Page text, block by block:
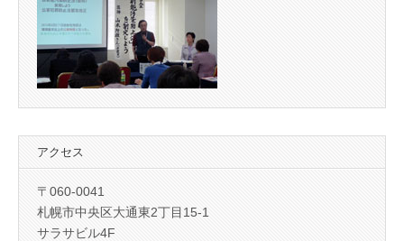
アクセス
〒060-0041
札幌市中央区大通東2丁目15-1
サラサビル4F